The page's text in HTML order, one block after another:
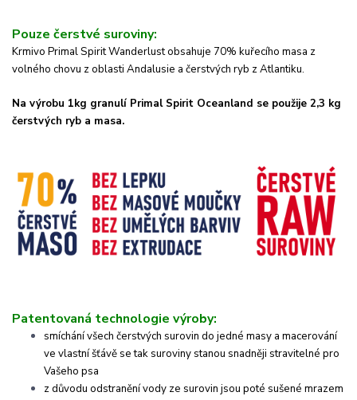
Pouze čerstvé suroviny:
Krmivo Primal Spirit Wanderlust obsahuje 70% kuřecího masa z
volného chovu z oblasti Andalusie a čerstvých ryb z Atlantiku.
Na výrobu 1kg granulí Primal Spirit Oceanland se použije 2,3 kg
čerstvých ryb a masa.
Patentovaná technologie výroby:
smíchání všech čerstvých surovin do jedné masy a macerování
ve vlastní šťávě se tak suroviny stanou snadněji stravitelné pro
Vašeho psa
z důvodu odstranění vody ze surovin jsou poté sušené mrazem